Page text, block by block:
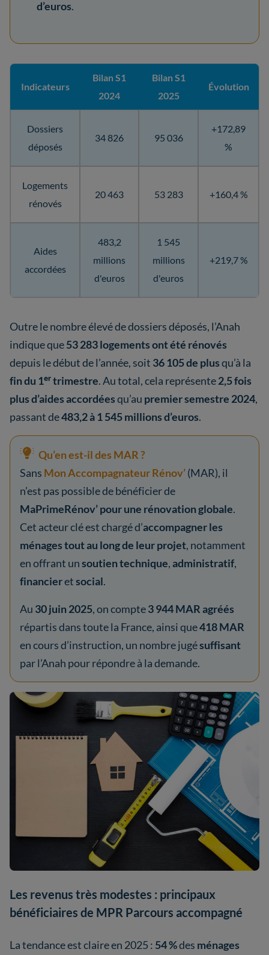
d’euros.
Indicateurs
Bilan S1
2024
Bilan S1
2025
Évolution
Dossiers
déposés
34 826 95 036
+172,89
%
Logements
rénovés
20 463 53 283 +160,4 %
Aides
accordées
483,2
millions
d'euros
1 545
millions
d'euros
+219,7 %
Outre le nombre élevé de dossiers déposés, l’Anah
indique que53 283 logements ont été rénovés
depuis le début de l’année, soit 36 105 de plusqu’à la
fin du 1ᵉʳ trimestre. Au total, cela représente2,5 fois
plus d’aides accordéesqu’au premier semestre 2024,
passant de483,2 à 1 545 millions d’euros.
Qu’en est-il des MAR ?
Sans Mon Accompagnateur Rénov’(MAR), il
n’est pas possible de bénéficier de
MaPrimeRénov’ pour une rénovation globale.
Cet acteur clé est chargé d’accompagner les
ménages tout au long de leur projet, notamment
en offrant unsoutien technique,administratif,
financieretsocial.
Au 30 juin 2025, on compte3 944 MAR agréés
répartis dans toute la France, ainsi que418 MAR
en cours d’instruction, un nombre jugésuffisant
par l’Anah pour répondre à la demande.
Les revenus très modestes : principaux
bénéficiaires de MPR Parcours accompagné
La tendance est claire en 2025 : 54 %des ménages